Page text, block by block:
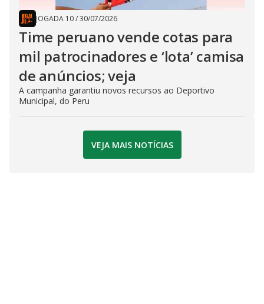
JOGADA 10/30/07/2026
Time peruano vende cotas para
mil patrocinadores e ‘lota’ camisa
de anúncios; veja
A campanha garantiu novos recursos ao Deportivo
Municipal, do Peru
VEJA MAIS NOTÍCIAS